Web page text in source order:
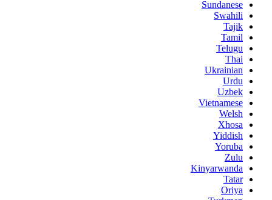
Sundanese
Swahili
Tajik
Tamil
Telugu
Thai
Ukrainian
Urdu
Uzbek
Vietnamese
Welsh
Xhosa
Yiddish
Yoruba
Zulu
Kinyarwanda
Tatar
Oriya